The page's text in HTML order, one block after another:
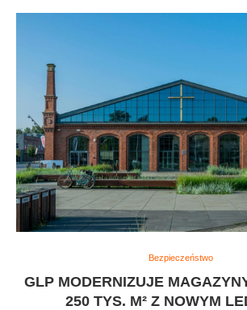
Bezpieczeństwo
GLP MODERNIZUJE
250 TYS. M² Z NOWYM